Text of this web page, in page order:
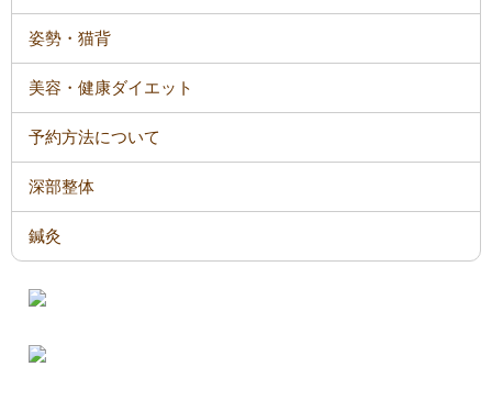
姿勢・猫背
美容・健康ダイエット
予約方法について
深部整体
鍼灸